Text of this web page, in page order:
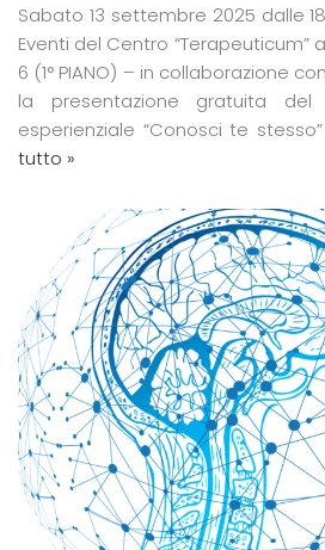
Sabato 13 settembre 2025 dalle
Eventi del Centro “Terapeuticum”
6 (1° PIANO) – in collaborazione
la presentazione gratuita
esperienziale “Conosci te
tutto »